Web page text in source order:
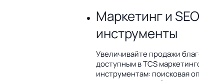
Маркетинг и
инструменты
Увеличивайте продажи
доступным в TCS
инструментам: поисковая